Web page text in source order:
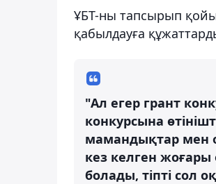
ҰБТ-ны тапсырып
қабылдауға
"Ал егер грант
конкурсына
мамандықтар мен
кез келген
болады, тіпті сол